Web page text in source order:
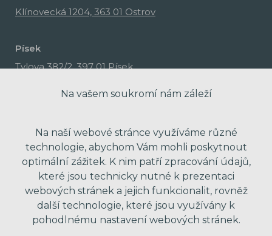
Klínovecká 1204, 363 01 Ostrov
Písek
Tylova 382/2, 397 01 Písek
Na vašem soukromí nám záleží
Na naší webové stránce využíváme různé
technologie, abychom Vám mohli poskytnout
optimální zážitek. K nim patří zpracování údajů,
které jsou technicky nutné k prezentaci
webových stránek a jejich funkcionalit, rovněž
další technologie, které jsou využívány k
pohodlnému nastavení webových stránek.